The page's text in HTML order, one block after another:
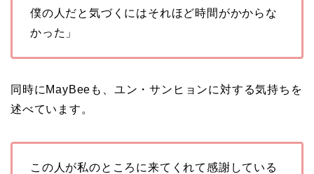
僕の人だと気づくにはそれほど時間がかからな
かった」
同時にMayBeeも、ユン・サンヒョンに対する気持ちを
述べています。
この人が私のところに来てくれて感謝している